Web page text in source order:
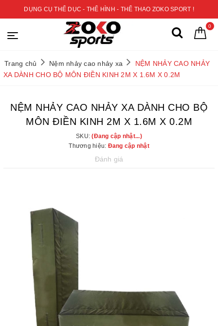
DỤNG CỤ THỂ DỤC - THỂ HÌNH - THỂ THAO ZOKO SPORT !
0
Trang chủ Nệm nhảy cao nhảy xa
NỆM NHẢY CAO NHẢY
XA DÀNH CHO BỘ MÔN ĐIỀN KINH 2M X 1.6M X 0.2M
NỆM NHẢY CAO NHẢY XA DÀNH CHO BỘ
MÔN ĐIỀN KINH 2M X 1.6M X 0.2M
SKU:(Đang cập nhật...)
Thương hiệu: Đang cập nhật
Đánh giá